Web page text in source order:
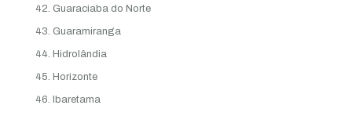
Guaraciaba do Norte
Guaramiranga
Hidrolândia
Horizonte
Ibaretama